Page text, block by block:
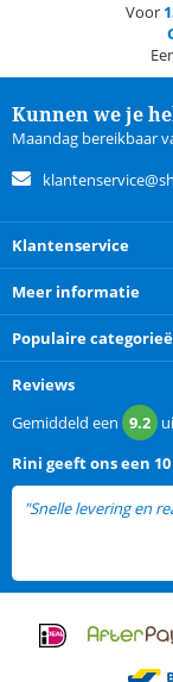
Voor
Kunnen we je
Maandag bereikbaar
Klantenservice
Meer informatie
Populaire
Reviews
Gemiddeld een 9.2
Rini geeft ons een
"Snelle levering en